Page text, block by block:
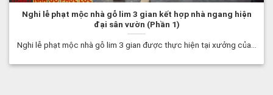
Nghi lễ phạt mộc nhà gỗ lim 3 gian kết hợp nhà ngang hiện
đại sân vườn (Phần 1)
Nghi lễ phạt mộc nhà gỗ lim 3 gian được thực hiện tại xưởng của...